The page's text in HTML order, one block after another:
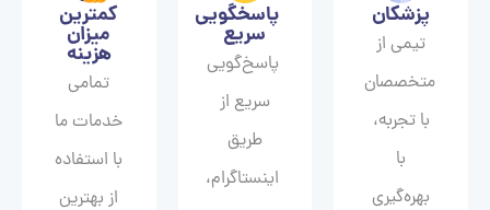
پزشکان
تیمی از
متخصصان
با تجربه،
با
بهره‌گیری
پاسخگویی
سریع
پاسخ‌گویی
سریع از
طریق
اینستاگرام،
کمترین
میزان
هزینه
تمامی
خدمات ما
با استفاده
از بهترین